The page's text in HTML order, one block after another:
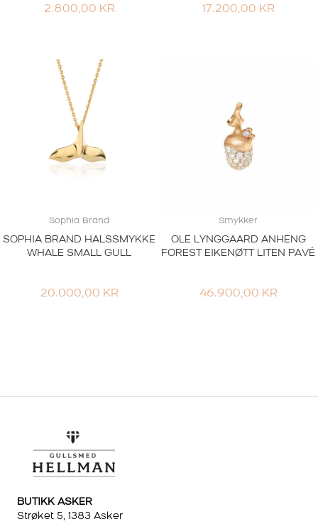
2.800,00 KR 17.200,00 KR
Sophia Brand
SOPHIA BRAND HALSSMYKKE
WHALE SMALL GULL
20.000,00 KR
Smykker
OLE LYNGGAARD ANHENG
FOREST EIKENØTT LITEN PAVÉ
46.900,00 KR
BUTIKK ASKER
Strøket 5, 1383 Asker